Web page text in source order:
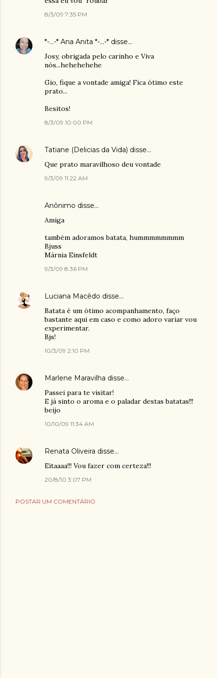
8/3/09 7:35 PM
*-...-* Ana Anita *-...-* disse…
Josy, obrigada pelo carinho e Viva
nós...hehehehehe
Gio, fique a vontade amiga! Fica ótimo este
prato...
Besitos!
8/3/09 10:00 PM
Tatiane (Delicias da Vida) disse…
Que prato maravilhoso deu vontade
9/3/09 11:22 AM
Anônimo disse…
Amiga
também adoramos batata, hummmmmmmm
Bjuss
Márnia Einsfeldt
9/3/09 8:36 PM
Luciana Macêdo disse…
Batata é um ótimo acompanhamento, faço
bastante aqui em caso e como adoro variar vou
experimentar.
Bjs!
10/3/09 2:10 PM
Marlene Maravilha disse…
Passei para te visitar!
E já sinto o aroma e o paladar destas batatas!!!
beijo
10/10/09 11:34 AM
Renata Oliveira disse…
Eitaaaa!!! Vou fazer com certeza!!!
20/8/10 3:07 PM
POSTAR UM COMENTÁRIO